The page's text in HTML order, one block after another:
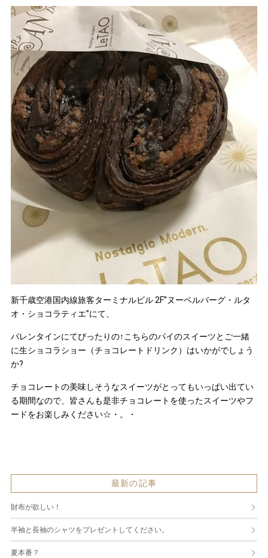
新千歳空港国内線旅客ターミナルビル 2F”ヌーベルバーグ・ルタ
オ・ショコラティエ”にて、
バレンタインにてぴったりの↑こちらのパイのスイーツとご一緒
に生ショコラショー（チョコレートドリンク）はいかがでしょう
か?
チョコレートの美味しそうなスイーツがとってもいっぱい出てい
る期間なので、皆さんも是非チョコレートを使ったスイーツやフ
ードをお楽しみください☆・。・
最新の記事
財布が欲しい！
半袖と長袖のシャツをプレゼントしてください。
夏本番？